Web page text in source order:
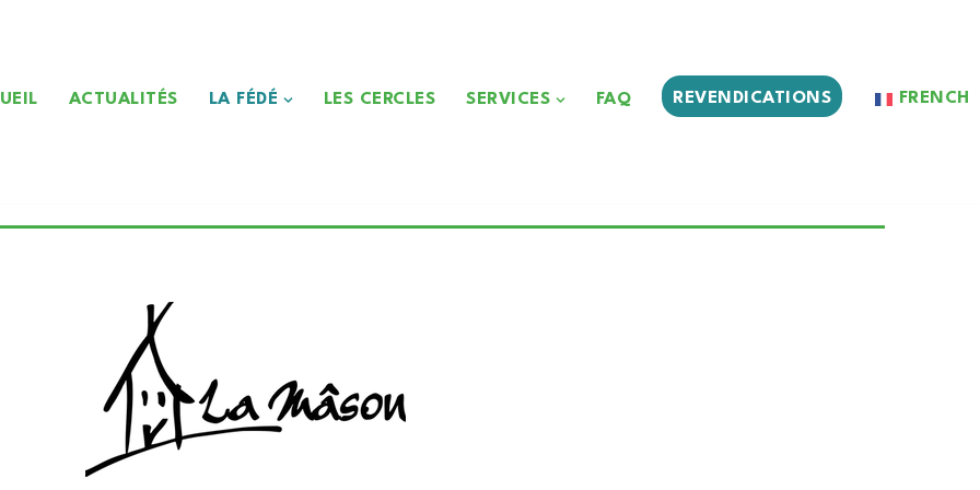
ACTUALITÉS LA FÉDÉ LES CERCLES SERVICES FAQ REVENDICATIONS FRENCH